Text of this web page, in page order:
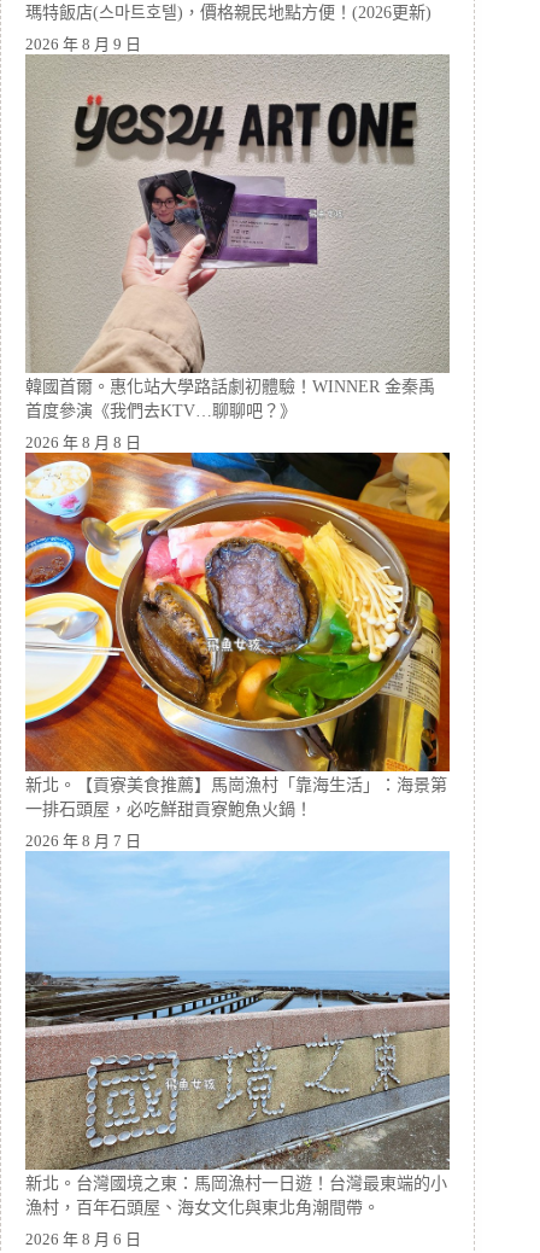
瑪特飯店(스마트호텔)，價格親民地點方便！(2026更新)
2026 年 8 月 9 日
韓國首爾。惠化站大學路話劇初體驗！WINNER 金秦禹
首度參演《我們去KTV…聊聊吧？》
2026 年 8 月 8 日
新北。【貢寮美食推薦】馬崗漁村「靠海生活」：海景第
一排石頭屋，必吃鮮甜貢寮鮑魚火鍋！
2026 年 8 月 7 日
新北。台灣國境之東：馬岡漁村一日遊！台灣最東端的小
漁村，百年石頭屋、海女文化與東北角潮間帶。
2026 年 8 月 6 日